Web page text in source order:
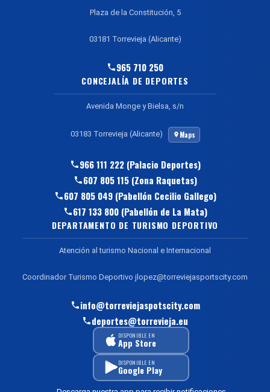
Plaza de la Constitución, 5
03181 Torrevieja (Alicante)
965 710 250
CONCEJALÍA DE DEPORTES
Avenida Monge y Bielsa, s/n
03183 Torrevieja (Alicante) Maps
966 111 222 (Palacio Deportes)
607 805 115 (Zona Raquetas)
607 805 049 (Pabellón Cecilio Gallego)
617 133 800 (Pabellón de La Mata)
DEPARTAMENTO DE TURISMO DEPORTIVO
Atención al turismo Nacional e Internacional
Coordinador Turismo Deportivo jlopez@torreviejasportscity.com
info@torreviejaspotscity.com
deportes@torrevieja.eu
DISPONIBLE EN
App Store
DISPONIBLE EN
Google Play